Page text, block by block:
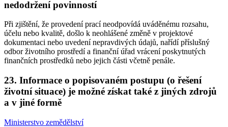
nedodržení povinností
Při zjištění, že provedení prací neodpovídá uváděnému rozsahu,
účelu nebo kvalitě, došlo k neohlášené změně v projektové
dokumentaci nebo uvedení nepravdivých údajů, nařídí příslušný
odbor životního prostředí a finanční úřad vrácení poskytnutých
finančních prostředků nebo jejich části včetně penále.
23. Informace o popisovaném postupu (o řešení
životní situace) je možné získat také z jiných zdrojů
a v jiné formě
Ministerstvo zemědělství